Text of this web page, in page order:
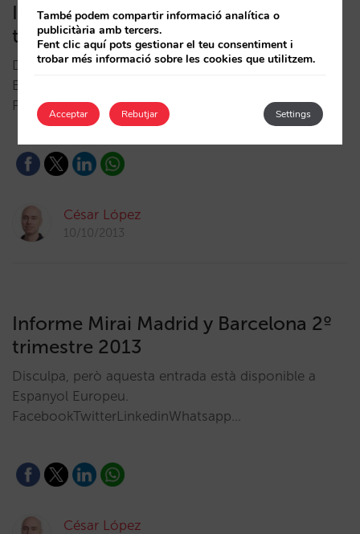
Informe Mirai Barcelona y Madrid 4º
trimestre 2013
Disculpa, però aquesta entrada està disponible a
Espanyol Europeu.
FacebookTwitterLinkedinWhatsapp…
César López
10/10/2013
Informe Mirai Madrid y Barcelona 2º
trimestre 2013
Disculpa, però aquesta entrada està disponible a
Espanyol Europeu.
FacebookTwitterLinkedinWhatsapp…
César López
També podem compartir informació analítica o
publicitària amb tercers.
Fent clic aquí pots gestionar el teu consentiment i
trobar més informació sobre les cookies que utilitzem.
Acceptar Settings
Rebutjar